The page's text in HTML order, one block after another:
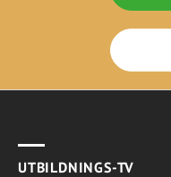
UTBILDNINGS-TV